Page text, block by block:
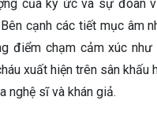
concert “Phòng khách 3
từ những thập niên 80, 90
của ký ức và sự đoàn
Bên cạnh các tiết mục âm
điểm chạm cảm xúc như